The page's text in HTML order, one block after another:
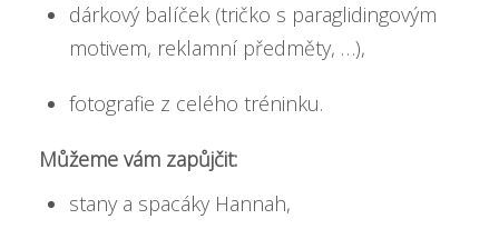
dárkový balíček (tričko s paraglidingovým
motivem, reklamní předměty, …),
fotografie z celého tréninku.
Můžeme vám zapůjčit:
stany a spacáky Hannah,